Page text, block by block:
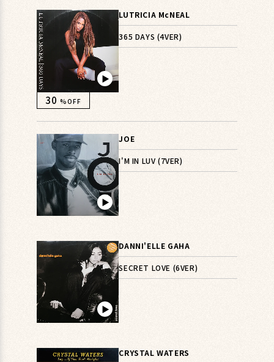
▶︎
30 %OFF
LUTRICIA McNEAL
365 DAYS (4VER)
▶︎
JOE
I'M IN LUV (7VER)
▶︎
DANNI'ELLE GAHA
SECRET LOVE (6VER)
CRYSTAL WATERS